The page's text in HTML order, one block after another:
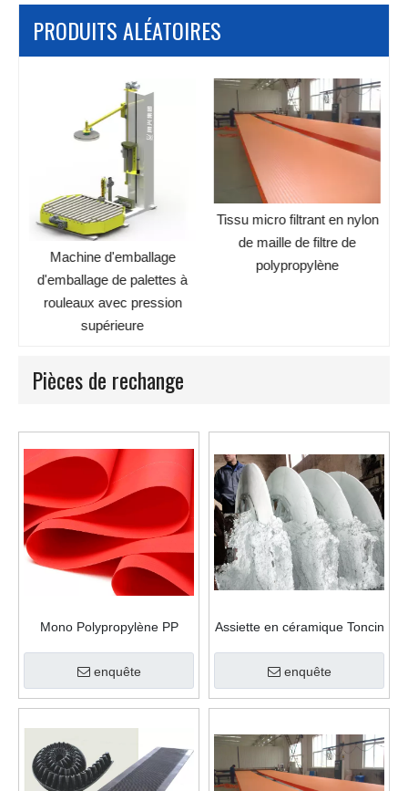
PRODUITS ALÉATOIRES
Machine d'emballage
d'emballage de palettes à
rouleaux avec pression
supérieure
Tissu micro filtrant en nylon
de maille de filtre de
polypropylène
Pièces de rechange
Mono Polypropylène PP
filtre
enquête
Assiette en céramique Toncin
céramique
enquête